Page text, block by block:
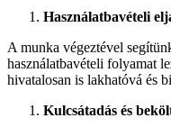
Használatbavételi
A munka végeztével
használatbavételi folyamat
hivatalosan is lakhatóvá és
Kulcsátadás és